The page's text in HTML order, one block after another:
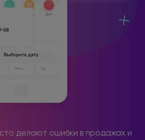
делают ошибки в продажах и